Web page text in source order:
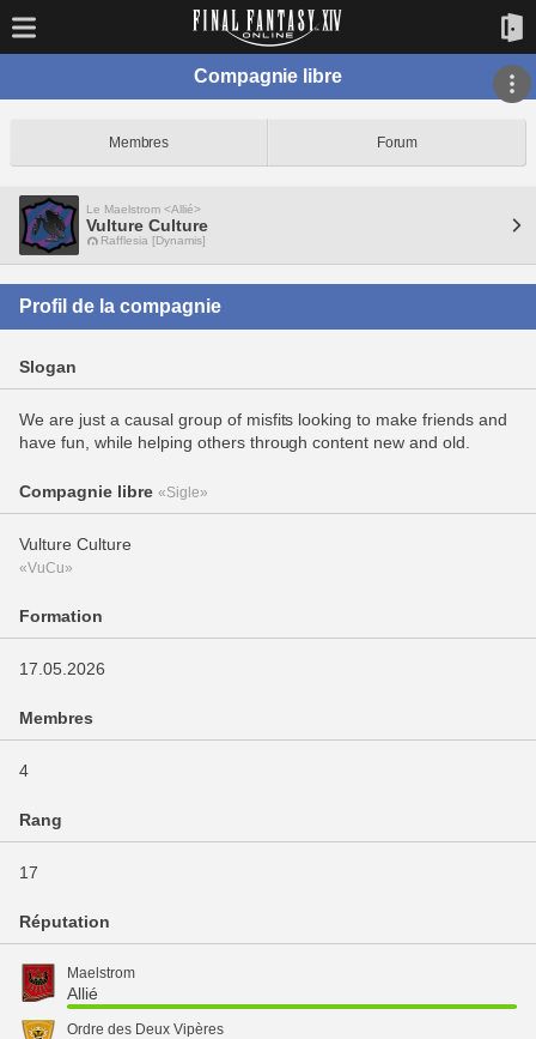
Compagnie libre
Membres Forum
Le Maelstrom <Allié>
Vulture Culture
Rafflesia [Dynamis]
Profil de la compagnie
Slogan
We are just a causal group of misfits looking to make friends and
have fun, while helping others through content new and old.
Compagnie libre «Sigle»
Vulture Culture
«VuCu»
Formation
17.05.2026
Membres
4
Rang
17
Réputation
Maelstrom
Allié
Ordre des Deux Vipères